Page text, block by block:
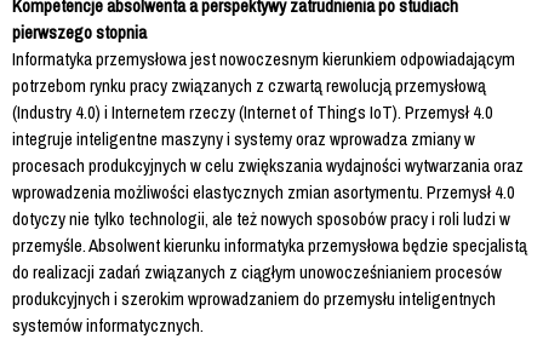
Kompetencje absolwenta a perspektywy zatrudnienia po studiach
pierwszego stopnia
Informatyka przemysłowa jest nowoczesnym kierunkiem odpowiadającym
potrzebom rynku pracy związanych z czwartą rewolucją przemysłową
(Industry 4.0) i Internetem rzeczy (Internet of Things IoT). Przemysł 4.0
integruje inteligentne maszyny i systemy oraz wprowadza zmiany w
procesach produkcyjnych w celu zwiększania wydajności wytwarzania oraz
wprowadzenia możliwości elastycznych zmian asortymentu. Przemysł 4.0
dotyczy nie tylko technologii, ale też nowych sposobów pracy i roli ludzi w
przemyśle. Absolwent kierunku informatyka przemysłowa będzie specjalistą
do realizacji zadań związanych z ciągłym unowocześnianiem procesów
produkcyjnych i szerokim wprowadzaniem do przemysłu inteligentnych
systemów informatycznych.